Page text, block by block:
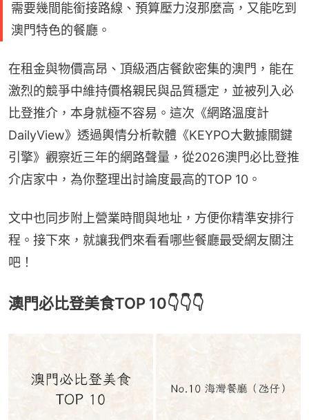
需要幾間能銜接路線、預算壓力沒那麼高，又能吃到
澳門特色的餐廳。
在租金與物價高昂、頂級酒店餐飲密集的澳門，能在
激烈的競爭中維持價格親民與品質穩定，並被列入必
比登推介，本身就極不容易。這次《網路溫度計
DailyView》透過輿情分析軟體《KEYPO大數據關鍵
引擎》觀察近三年的網路聲量，從2026澳門必比登推
介店家中，為你整理出討論度最高的TOP 10。
文中也同步附上營業時間與地址，方便你精準安排行
程。接下來，就讓我們來看看哪些餐廳最受網友關注
吧！
澳門必比登美食TOP 10👇👇👇